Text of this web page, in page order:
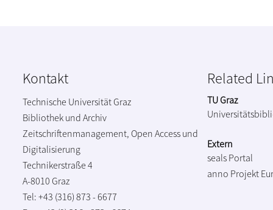
Kontakt
Technische Universität Graz
Bibliothek und Archiv
Zeitschriftenmanagement, Open Access und
Digitalisierung
Technikerstraße 4
A-8010 Graz
Tel: +43 (316) 873 - 6677
Related
TU Graz
Extern
seals Portal
anno Projekt